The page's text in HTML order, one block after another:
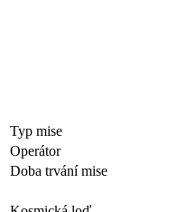
Typ mise
Operátor
Doba trvání mise